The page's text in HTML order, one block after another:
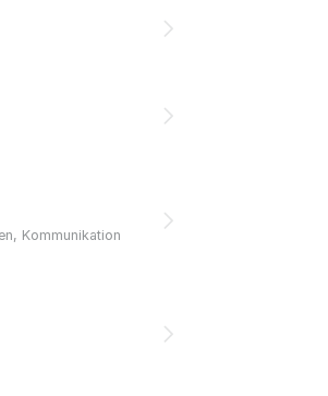
Kommunikation